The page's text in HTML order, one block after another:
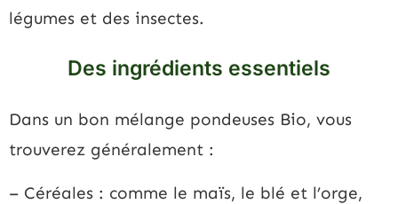
légumes et des insectes.
Des ingrédients essentiels
Dans un bon mélange pondeuses Bio, vous
trouverez généralement :
– Céréales : comme le maïs, le blé et l’orge,